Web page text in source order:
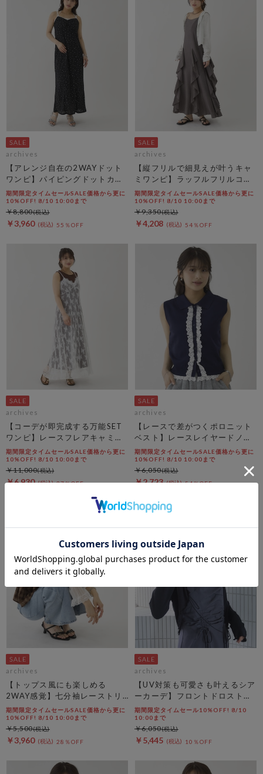
archives
【アレンジ自在の2WAYドット
ワンピ】パイピングドットカッ
トＪＱキャミワンピース
期間限定タイムセールSALE価格から更に
10%OFF! 8/10 10:00まで
￥3,960 55％OFF
￥8,800
archives
【縦フリルで細見えが叶うキャ
ミワンピ】ラッフルフリルコッ
トン楊柳キャミワンピース
期間限定タイムセールSALE価格から更に
10%OFF! 8/10 10:00まで
￥4,208 54％OFF
￥9,350
archives
【コーデが即完成する万能SET
ワンピ】レースフレアキャミＯ
Ｐ×ノースカットリブＯＰＳＥ
Ｔ
期間限定タイムセールSALE価格から更に
10%OFF! 8/10 10:00まで
￥6,930 37％OFF
￥11,000
archives
【レースで差がつくポロニット
ベスト】レースレイヤードノー
スリポロニットベスト
期間限定タイムセールSALE価格から更に
10%OFF! 8/10 10:00まで
￥2,723 54％OFF
￥6,050
archives
【トップス風にも楽しめる
2WAY感覚】七分袖レーストリ
ム透かしニットカーディガン
期間限定タイムセールSALE価格から更に
10%OFF! 8/10 10:00まで
￥3,960 28％OFF
￥5,500
archives
【UV対策も可愛さも叶えるシア
ーカーデ】フロントドロストシ
アーニットカーディガン
期間限定タイムセール10%OFF! 8/10
10:00まで
￥5,445 10％OFF
￥6,050